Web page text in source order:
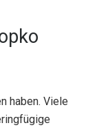
haben. Viele